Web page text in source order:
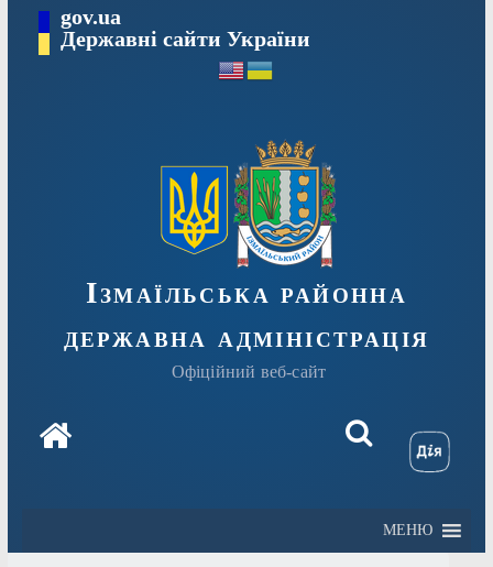
вмісту
gov.ua
Державні сайти України
Ізмаїльська районна
державна адміністрація
Офіційний веб-сайт
МЕНЮ